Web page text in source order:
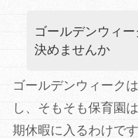
ゴールデンウィ
決めませんか
ゴールデンウィーク
し、そもそも保育園
期休暇に入るわけです